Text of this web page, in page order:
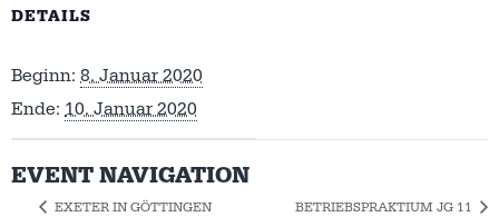
DETAILS
Beginn: 8. Januar 2020
Ende: 10. Januar 2020
EVENT NAVIGATION
EXETER IN GÖTTINGEN BETRIEBSPRAKTIUM JG 11